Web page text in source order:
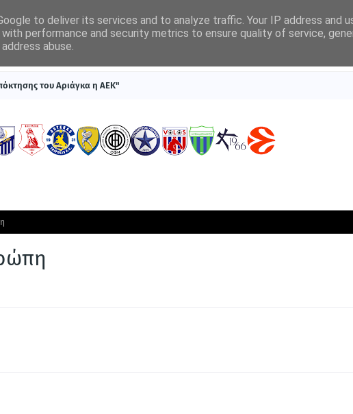
ΠΡΩΤΟΣΕΛΙΔΑ
του Αριάγκα η ΑΕΚ"
to deliver its services and to analyze traffic. Your IP address and
with performance and security metrics to ensure quality of service,
abuse.